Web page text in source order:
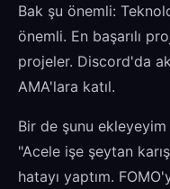
Bak şu önemli:
önemli. En başarılı
projeler. Discord'da
AMA'lara katıl.
Bir de şunu
"Acele işe şeytan
hatayı yaptım.